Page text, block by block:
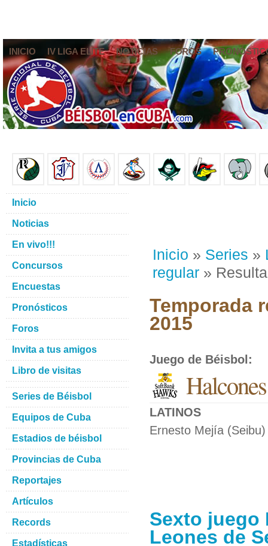
INICIO IV LIGA ELITE NOTICIAS FOROS
Inicio » Series »
regular »
Temporada
2015
Juego de Béisbol :
LATINOS
Ernesto Mejía
Sexto juego
Leones de
Inicio
Noticias
En vivo!!!
Concursos
Encuestas
Pronósticos
Foros
Invita a tus amigos
Libro de visitas
Series de Béisbol
Equipos de Cuba
Estadios de béisbol
Provincias de Cuba
Reportajes
Artículos
Records
Estadísticas